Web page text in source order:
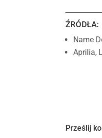
ŹRÓDŁA:
Name
Aprilia,
Prześlij